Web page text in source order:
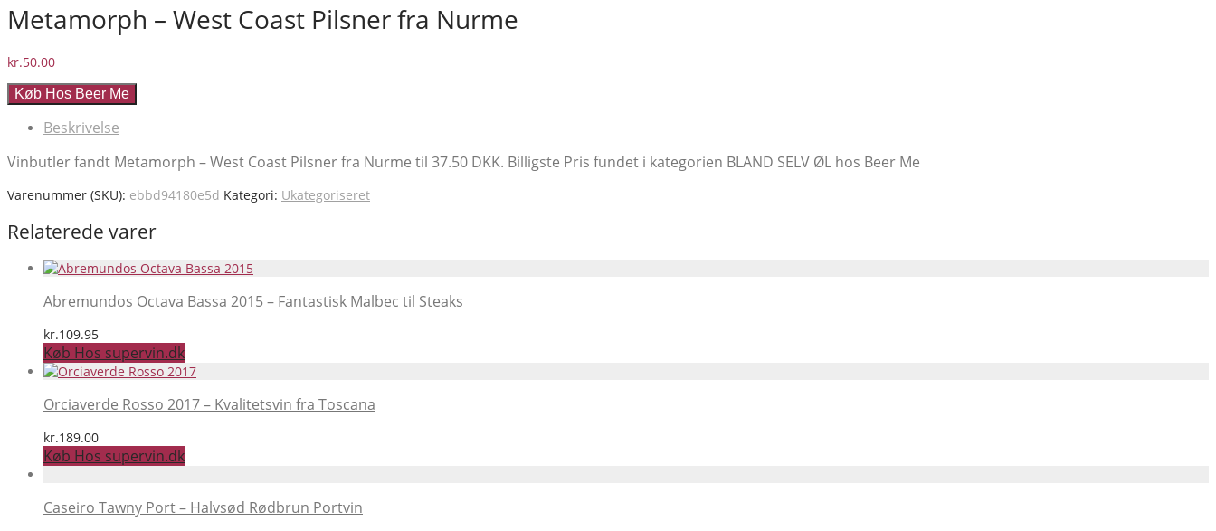
Metamorph – West Coast Pilsner fra Nurme
kr.50.00
Køb Hos Beer Me
Beskrivelse
Vinbutler fandt Metamorph – West Coast Pilsner fra Nurme til 37.50 DKK. Billigste Pris fundet i kategorien BLAND SELV ØL hos Beer Me
Varenummer (SKU): ebbd94180e5d Kategori: Ukategoriseret
Relaterede varer
Abremundos Octava Bassa 2015 – Fantastisk Malbec til Steaks
kr.109.95
Køb Hos supervin.dk
Orciaverde Rosso 2017 – Kvalitetsvin fra Toscana
kr.189.00
Køb Hos supervin.dk
Caseiro Tawny Port – Halvsød Rødbrun Portvin